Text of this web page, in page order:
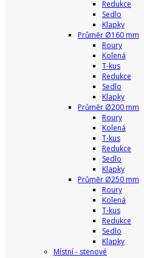
Redukce
Sedlo
Klapky
Průměr Ø160 mm
Roury
Kolená
T-kus
Redukce
Sedlo
Klapky
Průměr Ø200 mm
Roury
Kolená
T-kus
Redukce
Sedlo
Klapky
Průměr Ø250 mm
Roury
Kolená
T-kus
Redukce
Sedlo
Klapky
Místní - stenové